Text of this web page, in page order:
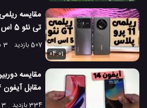
تی نئو 5 اس ای
507 بازدید
3 سال پیش
04:01
مقابل آیفون 14 اپل!
334 بازدید 3 سال پیش